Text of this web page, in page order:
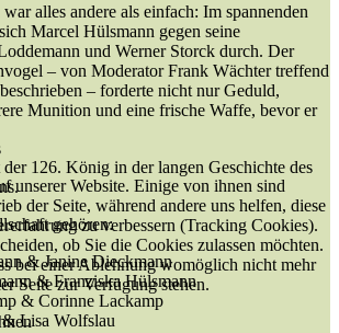
alles andere als einfach: Im spannenden
Marcel Hülsmann gegen seine
und Werner Storck durch. Der
– von Moderator Frank Wächter treffend
– forderte nicht nur Geduld,
Munition und eine frische Waffe, bevor er
126. König in der langen Geschichte des
gehören:
& Janine Dieckmann
& Franziska Hülsmann
& Corinne Lackamp
Lisa Wolfslau
unserer Website. Einige von ihnen sind
der Seite, während andere uns helfen, diese
zu verbessern (Tracking Cookies).
ob Sie die Cookies zulassen möchten.
bei einer Ablehnung womöglich nicht mehr
Seite zur Verfügung stehen.